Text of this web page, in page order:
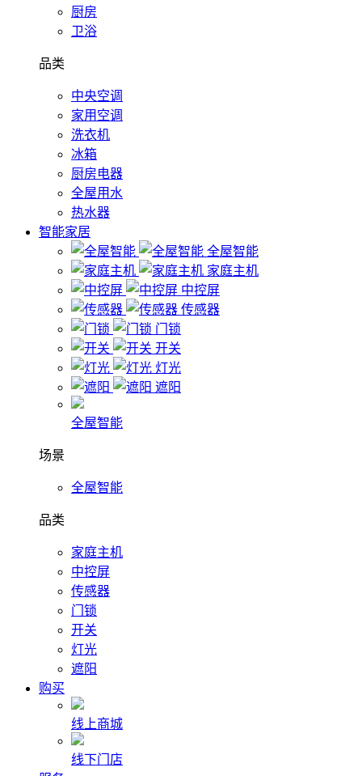
厨房
卫浴
品类
中央空调
家用空调
洗衣机
冰箱
厨房电器
全屋用水
热水器
智能家居
全屋智能
家庭主机
中控屏
传感器
门锁
开关
灯光
遮阳
全屋智能
场景
全屋智能
品类
家庭主机
中控屏
传感器
门锁
开关
灯光
遮阳
购买
线上商城
线下门店